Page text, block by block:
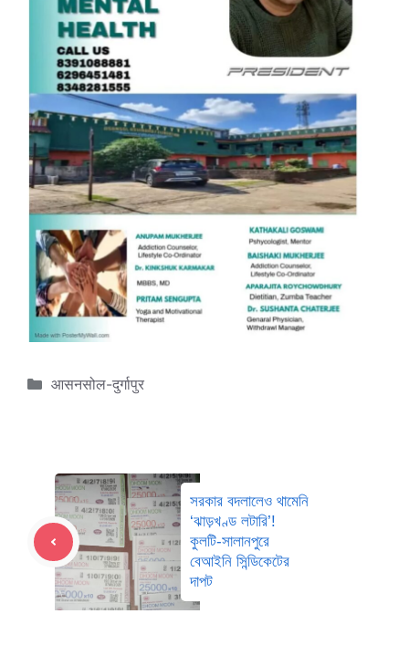
Categories
आसनसोल-दुर्गापुर
সরকার বদলালেও থামেনি
‘ঝাড়খণ্ড লটারি’!
কুলটি-সালানপুরে
বেআইনি সিন্ডিকেটের
দাপট